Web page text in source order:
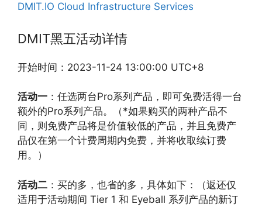
DMIT.IO Cloud Infrastructure Services
DMIT黑五活动详情
开始时间：2023-11-24 13:00:00 UTC+8
活动一 ：任选两台Pro系列产品，即可免费活得一台
额外的Pro系列产品。（*如果购买的两种产品不
同，则免费产品将是价值较低的产品，并且免费产
品仅在第一个计费周期内免费，并将收取续订费
用。）
活动二 ：买的多，也省的多，具体如下：（返还仅
适用于活动期间 Tier 1 和 Eyeball 系列产品的新订